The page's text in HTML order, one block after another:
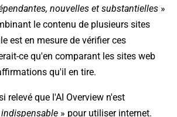
nouvelles et substantielles »
le contenu de plusieurs sites
est en mesure de vérifier ces
ce qu'en comparant les sites web
qu'il en tire.
relevé que l'AI Overview n'est
» pour utiliser internet.